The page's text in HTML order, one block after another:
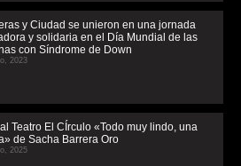
y Ciudad se unieron en una jornada
y solidaria en el Día Mundial de las
con Síndrome de Down
2023
Teatro El CÍrculo «Todo muy lindo, una
de Sacha Barrera Oro
2025